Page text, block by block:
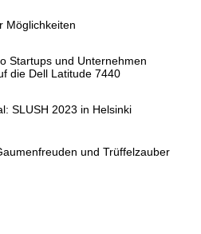
Möglichkeiten
Startups und Unternehmen
die Dell Latitude 7440
SLUSH 2023 in Helsinki
und Trüffelzauber